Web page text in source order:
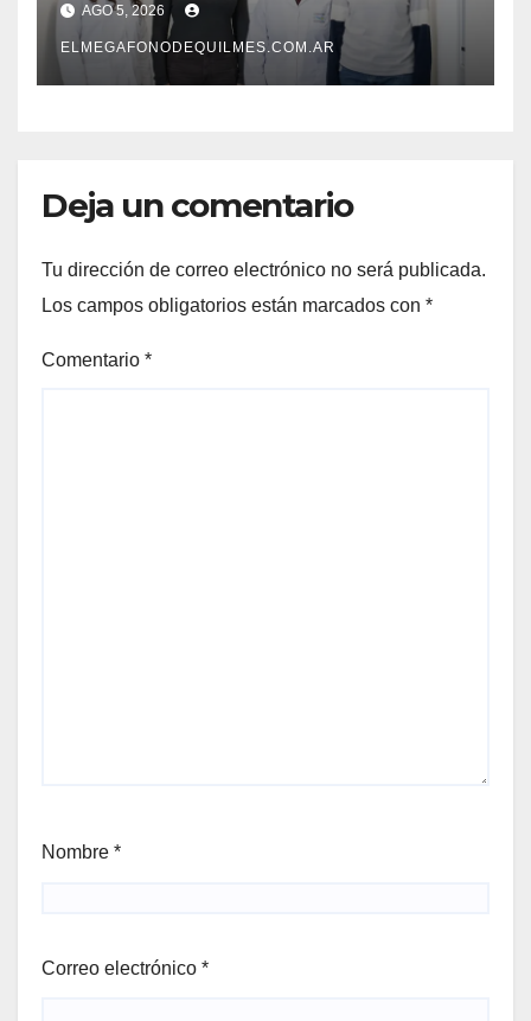
pionero sobre el
envejecimiento cerebral y las
demencias
AGO 5, 2026
ELMEGAFONODEQUILMES.COM.AR
Deja un comentario
Tu dirección de correo electrónico no será publicada.
Los campos obligatorios están marcados con *
Comentario *
Nombre *
Correo electrónico *